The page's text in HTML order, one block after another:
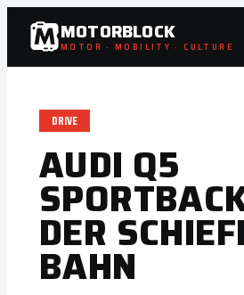
Zum
Inhalt
springen
MOTORBLOCK
MOTOR · MOBILITY · CULTURE
DRIVE
AUDI Q5
DER
BAHN